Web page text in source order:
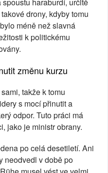
haraburdí, určitě
drony, kdyby tomu
méně než slavná
k politickému
změnu kurzu
takže k tomu
s mocí přinutit a
odpor. Tuto práci má
jako je ministr obrany.
po celá desetiletí. Ani
neodvedl v době po